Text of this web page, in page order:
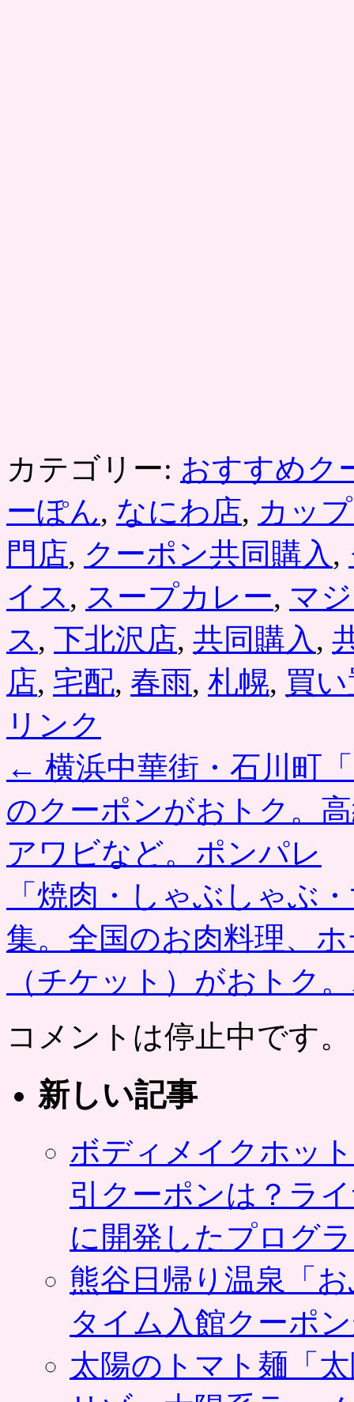
カテゴリー: おすすめク
ーぽん, なにわ店, カッ
門店, クーポン共同購入 ,
イス, スープカレー, マ
ス, 下北沢店, 共同購入 ,
店, 宅配, 春雨, 札幌, 買
リンク
← 横浜中華街・石川町
のクーポンがおトク。
アワビなど。ポンパレ
「焼肉・しゃぶしゃぶ
集。全国のお肉料理、
（チケット）がおトク
コメントは停止中です。
新しい記事
ボディメイクホッ
引クーポンは？ラ
に開発したプログ
熊谷日帰り温泉「
タイム入館クーポ
太陽のトマト麺「